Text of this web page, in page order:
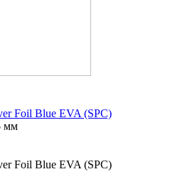
Foil Blue EVA (SPC)
мм
Foil Blue EVA (SPC)